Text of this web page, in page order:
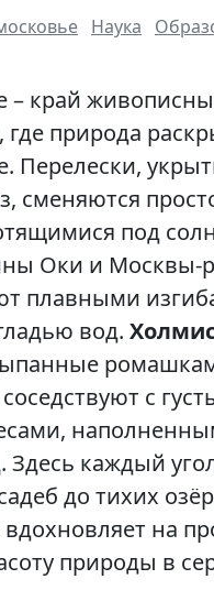
Наука
– край
природа
Перелески,
сменяются
под
Оки и Москвы-
плавными
вод.
с
каждый
до тихих
на
природы в